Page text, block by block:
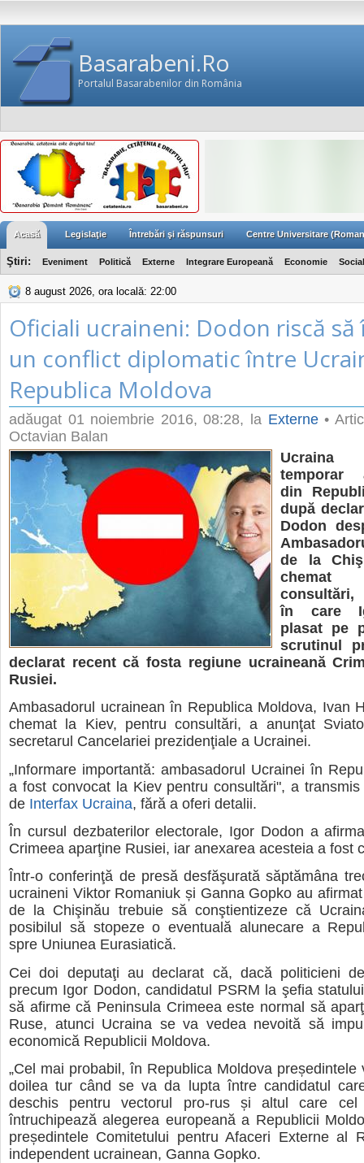
Basarabeni.Ro
Portalul Basarabenilor din România
Acasă Legislaţie Întrebări şi răspunsuri Centre Universitare
Ştiri: Eveniment Politică Externe Integrare Europeană Economie Social
8 august 2026, ora locală: 22:00
Oficiali ucraineni: Dodon riscă să
un conflict diplomatic între
Republica Moldova
adăugat 01 noiembrie 2016, 08:28, la Externe•
Octavian Balan
temporar
din
după
Dodon
de la
în care
plasat pe
scrutinul
declarat recent că fosta regiune ucraineană
Rusiei.
Ambasadorul ucrainean în Republica Moldova, Ivan
chemat la Kiev, pentru consultări, a anunţat
secretarul Cancelariei prezidenţiale a Ucrainei.
„Informare importantă: ambasadorul Ucrainei în
a fost convocat la Kiev pentru consultări", a
de Interfax Ucraina, fără a oferi detalii.
În cursul dezbaterilor electorale, Igor Dodon a
Crimeea aparţine Rusiei, iar anexarea acesteia a fost
Într-o conferinţă de presă desfăşurată săptămâna
ucraineni Viktor Romaniuk și Ganna Gopko au
de la Chişinău trebuie să conştientizeze că
posibilul să stopeze o eventuală alunecare a
spre Uniunea Eurasiatică.
Cei doi deputaţi au declarat că, dacă politicieni
precum Igor Dodon, candidatul PSRM la şefia
să afirme că Peninsula Crimeea este normal să
Ruse, atunci Ucraina se va vedea nevoită să
economică Republicii Moldova.
„Cel mai probabil, în Republica Moldova
doilea tur când se va da lupta între candidatul
deschis pentru vectorul pro-rus și altul care cel
întruchipează alegerea europeană a Republicii
președintele Comitetului pentru Afaceri Externe al
independent ucrainean, Ganna Gopko.